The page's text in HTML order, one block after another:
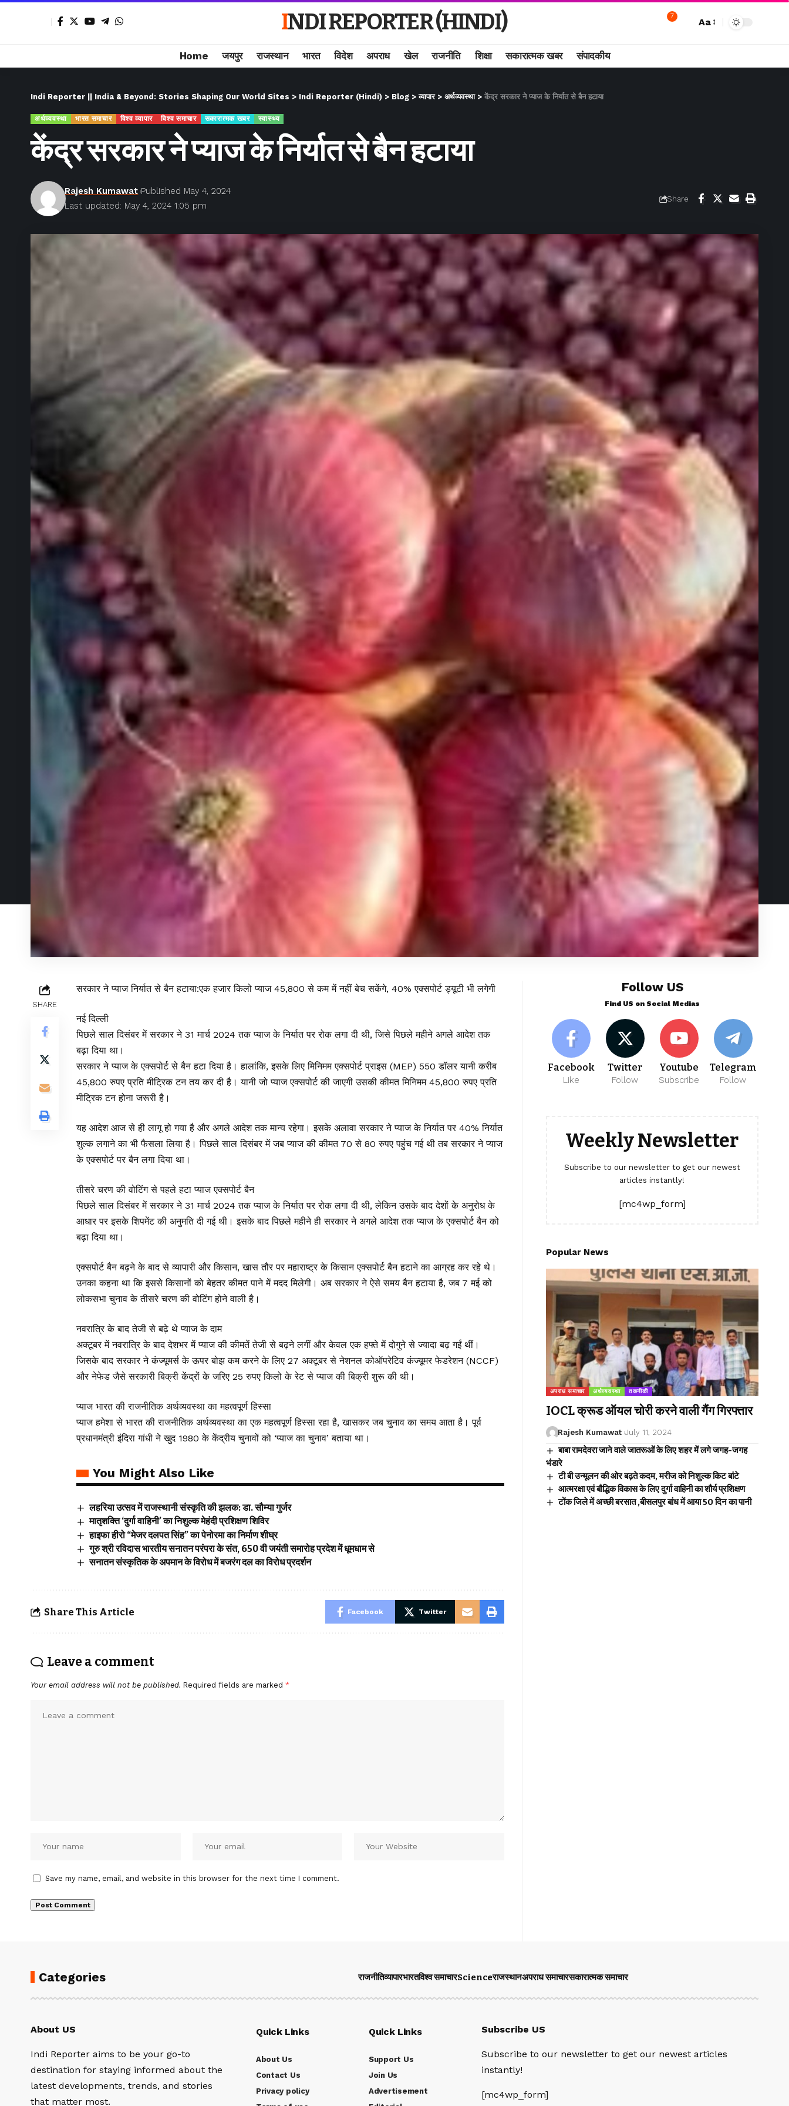
INDI REPORTER (HINDI) 7
Aa
Home जयपुर राजस्थान भारत विदेश अपराध खेल राजनीति शिक्षा सकारात्मक खबर संपादकीय
Indi Reporter || India & Beyond: Stories Shaping Our World Sites > Indi Reporter (Hindi) > Blog >व्यापार> अर्थव्यवस्था> केंद्र सरकार ने प्याज के निर्यात से बैन हटाया
अर्थव्यवस्था भारत समाचार विश्व व्यापार विश्व समाचार सकारात्मक खबर स्वास्थ्य
केंद्र सरकार ने प्याज के निर्यात से बैन हटाया
Last updated: May 4, 2024 1:05 pm
Rajesh Kumawat Published May 4, 2024
Share
SHARE
सरकार ने प्याज निर्यात से बैन हटाया:एक हजार किलो प्याज ₹45,800 से कम में नहीं बेच सकेंगे, 40% एक्सपोर्ट ड्यूटी भी लगेगी
नई दिल्ली
पिछले साल दिसंबर में सरकार ने 31 मार्च 2024 तक प्याज के निर्यात पर रोक लगा दी थी, जिसे पिछले महीने अगले आदेश तक
बढ़ा दिया था।
सरकार ने प्याज के एक्सपोर्ट से बैन हटा दिया है। हालांकि, इसके लिए मिनिमम एक्सपोर्ट प्राइस (MEP) 550 डॉलर यानी करीब
45,800 रुपए प्रति मीट्रिक टन तय कर दी है। यानी जो प्याज एक्सपोर्ट की जाएगी उसकी कीमत मिनिमम 45,800 रुपए प्रति
मीट्रिक टन होना जरूरी है।
यह आदेश आज से ही लागू हो गया है और अगले आदेश तक मान्य रहेगा। इसके अलावा सरकार ने प्याज के निर्यात पर 40% निर्यात
शुल्क लगाने का भी फैसला लिया है। पिछले साल दिसंबर में जब प्याज की कीमत 70 से 80 रुपए पहुंच गई थी तब सरकार ने प्याज
के एक्सपोर्ट पर बैन लगा दिया था।
तीसरे चरण की वोटिंग से पहले हटा प्याज एक्सपोर्ट बैन
पिछले साल दिसंबर में सरकार ने 31 मार्च 2024 तक प्याज के निर्यात पर रोक लगा दी थी, लेकिन उसके बाद देशों के अनुरोध के
आधार पर इसके शिपमेंट की अनुमति दी गई थी। इसके बाद पिछले महीने ही सरकार ने अगले आदेश तक प्याज के एक्सपोर्ट बैन को
बढ़ा दिया था।
एक्सपोर्ट बैन बढ़ने के बाद से व्यापारी और किसान, खास तौर पर महाराष्ट्र के किसान एक्सपोर्ट बैन हटाने का आग्रह कर रहे थे।
उनका कहना था कि इससे किसानों को बेहतर कीमत पाने में मदद मिलेगी। अब सरकार ने ऐसे समय बैन हटाया है, जब 7 मई को
लोकसभा चुनाव के तीसरे चरण की वोटिंग होने वाली है।
नवरात्रि के बाद तेजी से बढ़े थे प्याज के दाम
अक्टूबर में नवरात्रि के बाद देशभर में प्याज की कीमतें तेजी से बढ़ने लगीं और केवल एक हफ्ते में दोगुने से ज्यादा बढ़ गईं थीं।
जिसके बाद सरकार ने कंज्यूमर्स के ऊपर बोझ कम करने के लिए 27 अक्टूबर से नेशनल कोऑपरेटिव कंज्यूमर फेडरेशन (NCCF)
और नेफेड जैसे सरकारी बिक्री केंद्रों के जरिए 25 रुपए किलो के रेट से प्याज की बिक्री शुरू की थी।
प्याज भारत की राजनीतिक अर्थव्यवस्था का महत्वपूर्ण हिस्सा
प्याज हमेशा से भारत की राजनीतिक अर्थव्यवस्था का एक महत्वपूर्ण हिस्सा रहा है, खासकर जब चुनाव का समय आता है। पूर्व
प्रधानमंत्री इंदिरा गांधी ने खुद 1980 के केंद्रीय चुनावों को ‘प्याज का चुनाव’ बताया था।
You Might Also Like
लहरिया उत्सव में राजस्थानी संस्कृति की झलक: डा. सौम्या गुर्जर
मातृशक्ति ‘दुर्गा वाहिनी’ का निशुल्क मेहंदी प्रशिक्षण शिविर
हाइफा हीरो “मेजर दलपत सिंह” का पेनोरमा का निर्माण शीघ्र
गुरु श्री रविदास भारतीय सनातन परंपरा के संत, 650 वी जयंती समारोह प्रदेश में धूमधाम से
सनातन संस्कृतिक के अपमान के विरोध में बजरंग दल का विरोध प्रदर्शन
Share This Article Facebook Twitter
Leave a comment
Your email address will not be published. Required fields are marked *
Save my name, email, and website in this browser for the next time I comment.
Follow US
Find US on Social Medias
Facebook
Like
Twitter
Follow
Youtube
Subscribe
Telegram
Follow
Weekly Newsletter
Subscribe to our newsletter to get our newest
articles instantly!
[mc4wp_form]
Popular News
अपराध समाचार अर्थव्यवस्था तकनीकी
IOCL क्रूड ऑयल चोरी करने वाली गैंग गिरफ्तार
Rajesh Kumawat July 11, 2024
बाबा रामदेवरा जाने वाले जातरूओं के लिए शहर में लगे जगह-जगह
भंडारे
टी बी उन्मूलन की ओर बढ़ते कदम, मरीज को निशुल्क किट बांटे
आत्मरक्षा एवं बौद्धिक विकास के लिए दुर्गा वाहिनी का शौर्य प्रशिक्षण
टोंक जिले में अच्छी बरसात ,बीसलपुर बांध में आया 50 दिन का पानी
Categories राजनीतिव्यापारभारतविश्व समाचारScienceराजस्थानअपराध समाचारसकारात्मक समाचार
About US
Indi Reporter aims to be your go-to
destination for staying informed about the
latest developments, trends, and stories
that matter most.
Quick Links
About Us
Contact Us
Privacy policy
Quick Links
Support Us
Join Us
Advertisement
Subscribe US
Subscribe to our newsletter to get our newest articles
instantly!
[mc4wp_form]